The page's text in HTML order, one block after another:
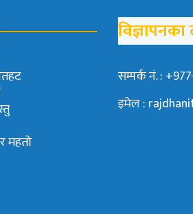
महतो
विज्ञापनका
सम्पर्क नं. :
इमेल :